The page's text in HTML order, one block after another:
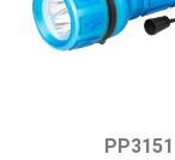
PP3151